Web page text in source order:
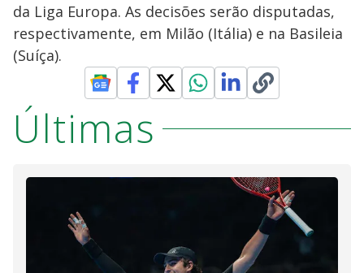
da Liga Europa. As decisões serão disputadas,
respectivamente, em Milão (Itália) e na Basileia
(Suíça).
Últimas